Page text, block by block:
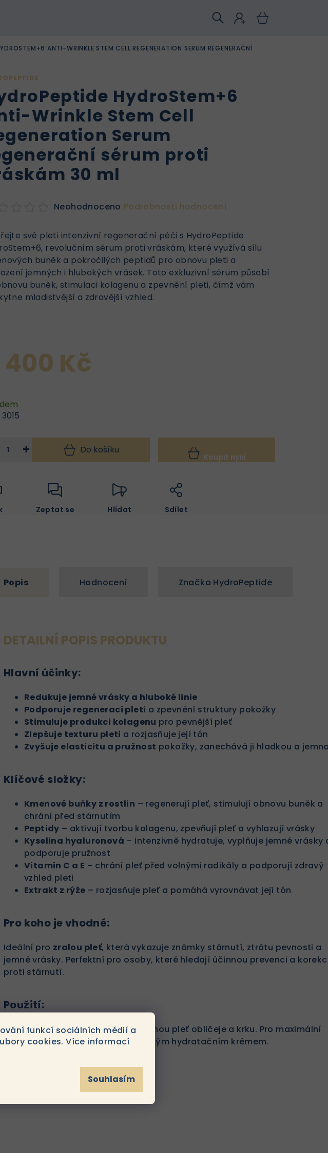
funkcí sociálních médií a
cookies. Více informací
Souhlasím
ANTI-WRINKLE STEM CELL REGENERATION SERUM REGENERAČNÍ
HydroStem+6
Wrinkle Stem Cell
Serum
sérum proti
30 ml
Neohodnoceno Podrobnosti hodnocení
své pleti intenzivní regenerační péči s HydroPeptide
revolučním sérum proti vráskám, které využívá sílu
buněk a pokročilých peptidů pro obnovu pleti a
jemných i hlubokých vrásek. Toto exkluzivní sérum působí
buněk, stimulaci kolagenu a zpevnění pleti, čímž vám
mladistvější a zdravější vzhled.
Kč
3015
+ Do košíku
Koupit nyní
Zeptat se Hlídat Sdílet
Popis Hodnocení Značka HydroPeptide
DETAILNÍ POPIS PRODUKTU
Hlavní účinky:
Redukuje jemné vrásky a hluboké linie
Podporuje regeneraci pleti a zpevnění struktury pokožky
Stimuluje produkci kolagenu pro pevnější pleť
Zlepšuje texturu pleti a rozjasňuje její tón
Zvyšuje elasticitu a pružnost pokožky, zanechává ji hladkou a
Klíčové složky:
Kmenové buňky z rostlin – regenerují pleť, stimulují obnovu buněk a
chrání před stárnutím
Peptidy – aktivují tvorbu kolagenu, zpevňují pleť a vyhlazují vrásky
Kyselina hyaluronová – intenzivně hydratuje, vyplňuje jemné vrásky
podporuje pružnost
Vitamin C a E – chrání pleť před volnými radikály a podporují zdravý
vzhled pleti
Extrakt z rýže – rozjasňuje pleť a pomáhá vyrovnávat její tón
Pro koho je vhodné:
Ideální pro zralou pleť, která vykazuje známky stárnutí, ztrátu pevnosti a
jemné vrásky. Perfektní pro osoby, které hledají účinnou prevenci a
proti stárnutí.
Použití:
Nanášejte ráno a večer na vyčištěnou pleť obličeje a krku. Pro maximální
účinek kombinujte s vaším oblíbeným hydratačním krémem.